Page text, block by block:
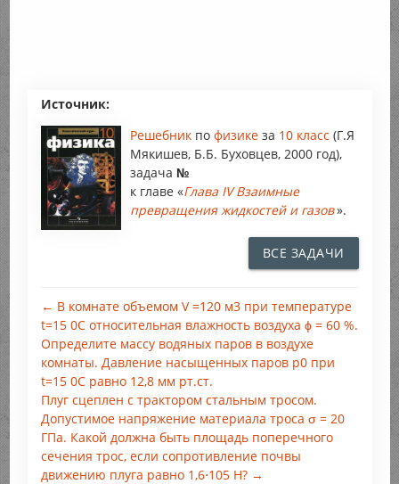
Источник:
Решебник по физике за 10 класс (Г.Я
Мякишев, Б.Б. Буховцев, 2000 год),
задача №
к главе «Глава IV Взаимные
превращения жидкостей и газов».
ВСЕ ЗАДАЧИ
← В комнате объемом V =120 м3 при температуре
t=15 0С относительная влажность воздуха ϕ = 60 %.
Определите массу водяных паров в воздухе
комнаты. Давление насыщенных паров р0 при
t=15 0С равно 12,8 мм рт.ст.
Плуг сцеплен с трактором стальным тросом.
Допустимое напряжение материала троса σ = 20
ГПа. Какой должна быть площадь поперечного
сечения трос, если сопротивление почвы
движению плуга равно 1,6⋅105 Н? →